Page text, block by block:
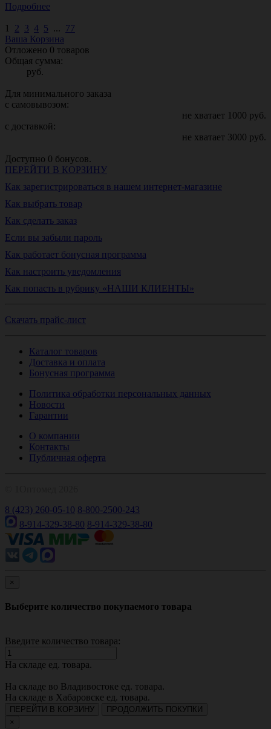
Подробнее
1 2 3 4 5 ... 77
Ваша Корзина
Отложено 0 товаров
Общая сумма:
руб.
Для минимального заказа
с самовывозом:
не хватает 1000 руб.
с доставкой:
не хватает 3000 руб.
Доступно 0 бонусов.
ПЕРЕЙТИ В КОРЗИНУ
Как зарегистрироваться в нашем интернет-магазине
Как выбрать товар
Как сделать заказ
Если вы забыли пароль
Как работает бонусная программа
Как настроить уведомления
Как попасть в рубрику «НАШИ КЛИЕНТЫ»
Скачать прайс-лист
Каталог товаров
Доставка и оплата
Бонусная программа
Политика обработки персональных данных
Новости
Гарантии
О компании
Контакты
Публичная оферта
8 (423) 260-05-10 8-800-2500-243
8-914-329-38-80 8-914-329-38-80
×
Выберите количество покупаемого товара
Введите количество товара:
На складе ед. товара.
На складе во Владивостоке ед. товара.
На складе в Хабаровске ед. товара.
ПЕРЕЙТИ В КОРЗИНУ
ПРОДОЛЖИТЬ ПОКУПКИ
×